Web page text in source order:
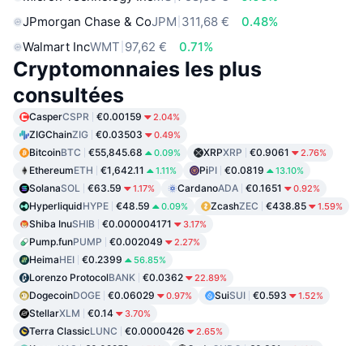
JPmorgan Chase & CoJPM 311,68 €
0.48%
Walmart IncWMT 97,62 € 0.71%
Cryptomonnaies les plus
consultées
CasperCSPR €0.00159 2.04%
ZIGChainZIG €0.03503 0.49%
BitcoinBTC €55,845.68 0.09% XRPXRP €0.9061 2.76%
EthereumETH €1,642.11 1.11% PiPI €0.0819 13.10%
SolanaSOL €63.59 1.17% CardanoADA €0.1651 0.92%
HyperliquidHYPE €48.59 0.09% ZcashZEC €438.85 1.59%
Shiba InuSHIB €0.000004171 3.17%
Pump.funPUMP €0.002049 2.27%
HeimaHEI €0.2399 56.85%
Lorenzo ProtocolBANK €0.0362 22.89%
DogecoinDOGE €0.06029 0.97% SuiSUI €0.593 1.52%
StellarXLM €0.14 3.70%
Terra ClassicLUNC €0.0000426 2.65%